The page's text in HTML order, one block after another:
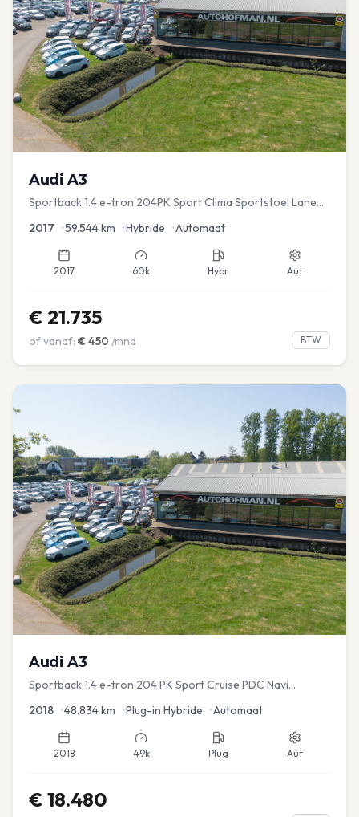
Audi A3
Sportback 1.4 e-tron 204PK Sport Clima Sportstoel Lane
2017 •59.544km •Hybride •Automaat
2017 60k Hybr Aut
€ 21.735
of vanaf: € 450 /mnd BTW
Audi A3
Sportback 1.4 e-tron 204 PK Sport Cruise PDC Navi
2018 •48.834km •Plug-in Hybride •Automaat
2018 49k Plug Aut
€ 18.480